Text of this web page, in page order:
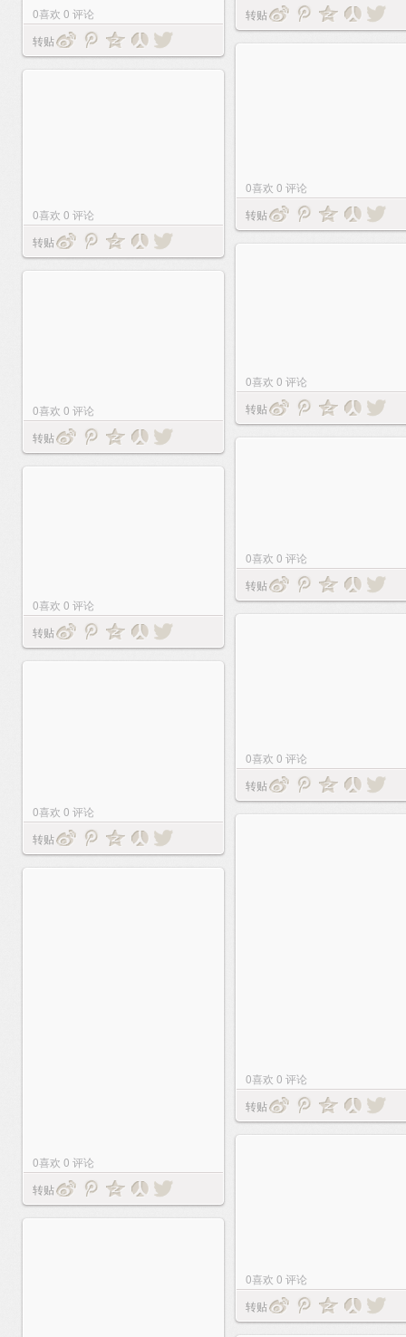
转贴
0喜欢 0 评论
转贴
0喜欢 0 评论
转贴
0喜欢 0 评论
转贴
0喜欢 0 评论
转贴
0喜欢 0 评论
转贴
0喜欢 0 评论
转贴
0喜欢 0 评论
转贴
0喜欢 0 评论
转贴
0喜欢 0 评论
转贴
0喜欢 0 评论
转贴
0喜欢 0 评论
转贴
0喜欢 0 评论
转贴